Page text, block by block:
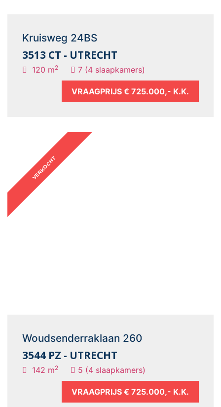
Kruisweg 24BS
3513 CT - UTRECHT
120 m2 7 (4 slaapkamers)
VRAAGPRIJS € 725.000,- K.K.
VERKOCHT
Woudsenderraklaan 260
3544 PZ - UTRECHT
142 m2 5 (4 slaapkamers)
VRAAGPRIJS € 725.000,- K.K.